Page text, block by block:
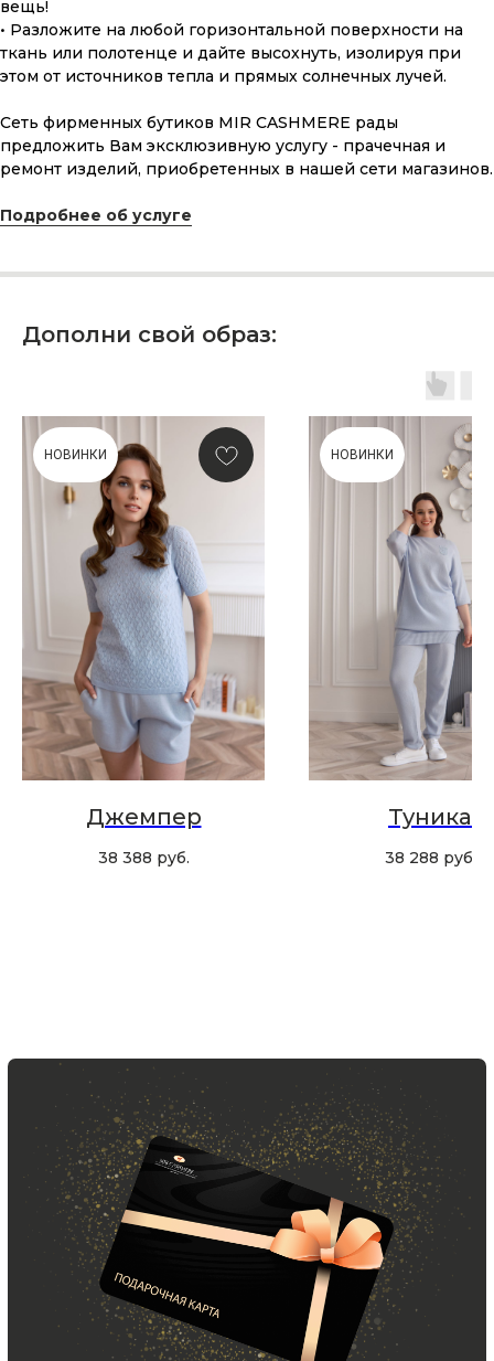
вещь!
• Разложите на любой горизонтальной поверхности на
ткань или полотенце и дайте высохнуть, изолируя при
этом от источников тепла и прямых солнечных лучей.
Сеть фирменных бутиков MIR CASHMERE рады
предложить Вам эксклюзивную услугу - прачечная и
ремонт изделий, приобретенных в нашей сети магазинов.
Подробнее об услуге
Дополни свой образ:
НОВИНКИ
Джемпер
38 388 руб.
НОВИНКИ
Туника
38 288 руб.
Что может быть лучше подарка,
КУПИТЬ КАРТУ
Скидка 10% за подписку
на Телеграм канал
Хотите быть в курсе всех новинок
и акций, подпишитесь на email рассылку
Новинки, акции, подарки
и модный журнал — всё это
в нашем телеграмм канале:
MIR CASHMERE Official